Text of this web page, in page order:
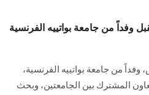
الزائـرون
من جامعة بواتييه الفرنسية
من جامعة بواتييه الفرنسية،
المشترك بين الجامعتين، وبحث